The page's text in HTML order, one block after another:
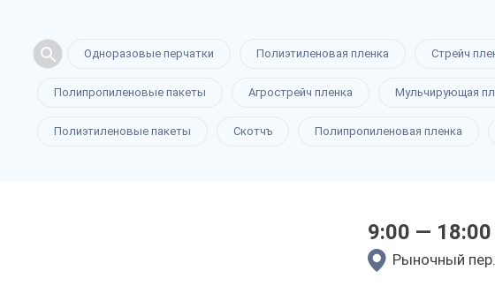
Одноразовые перчатки Полиэтиленовая пленка Стрейч
Полипропиленовые пакеты Агрострейч пленка Мульчирующая
Полиэтиленовые пакеты Скотчъ Полипропиленовая пленка
9:00 — 18:00
Рыночный